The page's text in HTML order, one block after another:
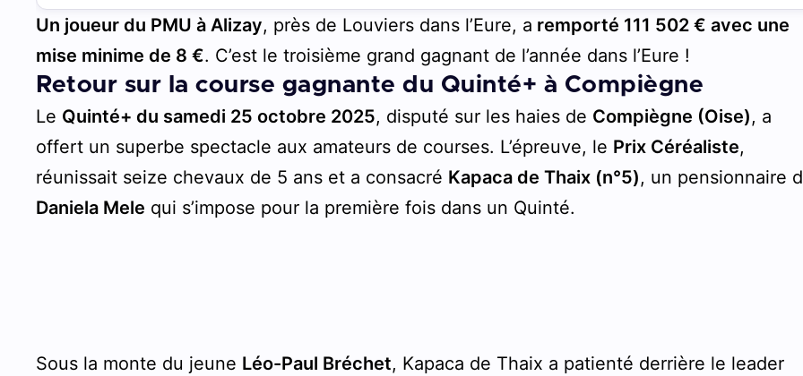
Un joueur du PMU à Alizay, près de Louviers dans l’Eure, a remporté 111 502 € avec une
mise minime de 8 €. C’est le troisième grand gagnant de l’année dans l’Eure !
Retour sur la course gagnante du Quinté+ à Compiègne
Le Quinté+ du samedi 25 octobre 2025, disputé sur les haies de Compiègne (Oise), a
offert un superbe spectacle aux amateurs de courses. L’épreuve, le Prix Céréaliste,
réunissait seize chevaux de 5 ans et a consacré Kapaca de Thaix (n°5), un pensionnaire
Daniela Mele qui s’impose pour la première fois dans un Quinté.
Sous la monte du jeune Léo-Paul Bréchet, Kapaca de Thaix a patienté derrière le leader